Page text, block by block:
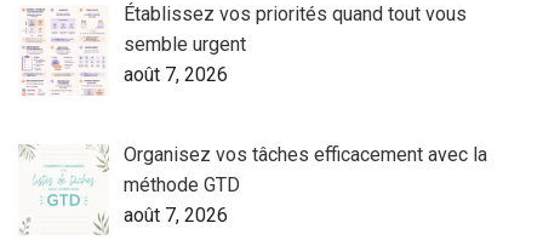
Établissez vos priorités quand tout vous
semble urgent
août 7, 2026
Organisez vos tâches efficacement avec la
méthode GTD
août 7, 2026